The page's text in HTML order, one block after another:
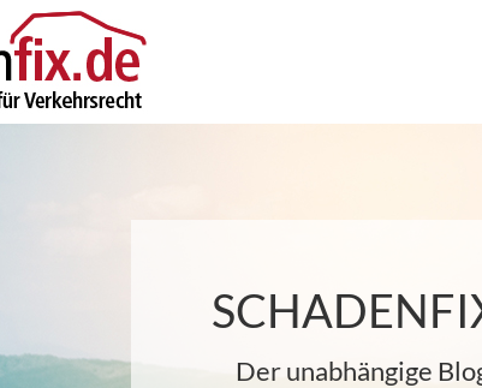
Der unabhängige